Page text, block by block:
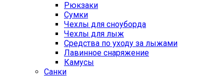
Рюкзаки
Сумки
Чехлы для сноуборда
Чехлы для лыж
Средства по уходу за лыжами
Лавинное снаряжение
Камусы
Санки